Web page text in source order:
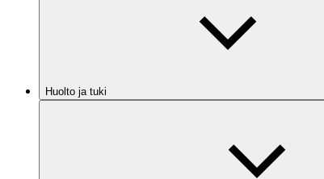
Huolto ja tuki